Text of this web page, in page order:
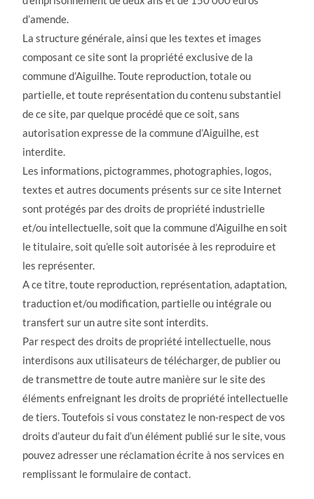
d’amende.
La structure générale, ainsi que les textes et images
composant ce site sont la propriété exclusive de la
commune d’Aiguilhe. Toute reproduction, totale ou
partielle, et toute représentation du contenu substantiel
de ce site, par quelque procédé que ce soit, sans
autorisation expresse de la commune d’Aiguilhe, est
interdite.
Les informations, pictogrammes, photographies, logos,
textes et autres documents présents sur ce site Internet
sont protégés par des droits de propriété industrielle
et/ou intellectuelle, soit que la commune d’Aiguilhe en soit
le titulaire, soit qu’elle soit autorisée à les reproduire et
les représenter.
A ce titre, toute reproduction, représentation, adaptation,
traduction et/ou modification, partielle ou intégrale ou
transfert sur un autre site sont interdits.
Par respect des droits de propriété intellectuelle, nous
interdisons aux utilisateurs de télécharger, de publier ou
de transmettre de toute autre manière sur le site des
éléments enfreignant les droits de propriété intellectuelle
de tiers. Toutefois si vous constatez le non-respect de vos
droits d’auteur du fait d’un élément publié sur le site, vous
pouvez adresser une réclamation écrite à nos services en
remplissant le formulaire de contact.